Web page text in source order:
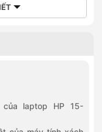
laptop HP 15-